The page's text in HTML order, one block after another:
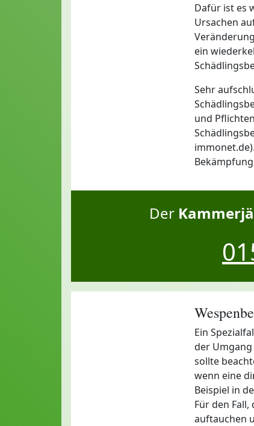
Dafür ist es
Ursachen
ein
Sehr
und
Der
Ein
der Umgang
sollte
wenn eine
Beispiel in
Für den
auftauchen